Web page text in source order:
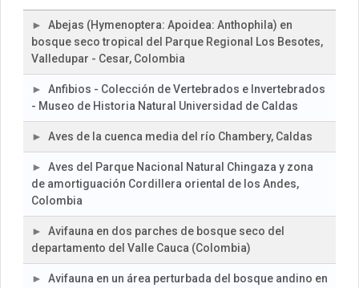
Abejas (Hymenoptera: Apoidea: Anthophila) en
bosque seco tropical del Parque Regional Los Besotes,
Valledupar - Cesar, Colombia
Anfibios - Colección de Vertebrados e Invertebrados
- Museo de Historia Natural Universidad de Caldas
Aves de la cuenca media del río Chambery, Caldas
Aves del Parque Nacional Natural Chingaza y zona
de amortiguación Cordillera oriental de los Andes,
Colombia
Avifauna en dos parches de bosque seco del
departamento del Valle Cauca (Colombia)
Avifauna en un área perturbada del bosque andino en